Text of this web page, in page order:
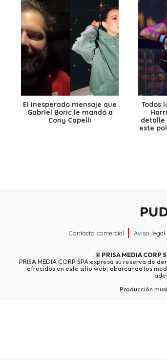
El inesperado mensaje que
Gabriel Boric le mandó a
Cony Capelli
Todos
detalle
este
Contacto comercial Aviso legal
© PRISA MEDIA CORP
PRISA MEDIA CORP SPA expresa su reserva de
ofrecidos en este sitio web, abarcando los
Producción